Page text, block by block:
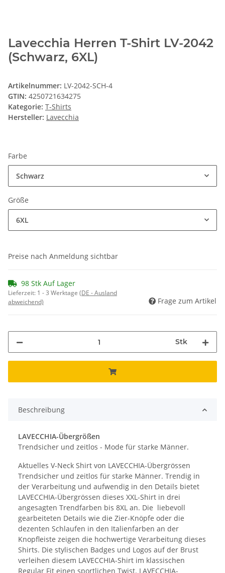
Lavecchia Herren T-Shirt LV-2042
(Schwarz, 6XL)
Artikelnummer: LV-2042-SCH-4
GTIN: 4250721634275
Kategorie: T-Shirts
Hersteller: Lavecchia
Farbe
Schwarz
Größe
6XL
Preise nach Anmeldung sichtbar
98 Stk Auf Lager
Lieferzeit: 1 - 3 Werktage (DE - Ausland
abweichend)
Frage zum Artikel
Stk
Beschreibung
LAVECCHIA-Übergrößen
Trendsicher und zeitlos - Mode für starke Männer.
Aktuelles V-Neck Shirt von LAVECCHIA-Übergrössen
Trendsicher und zeitlos für starke Männer. Trendig in
der Verarbeitung und aufwendig in den Details bietet
LAVECCHIA-Übergrössen dieses XXL-Shirt in drei
angesagten Trendfarben bis 8XL an. Die liebevoll
gearbeiteten Details wie die Zier-Knöpfe oder die
dezenten Schlaufen in den Italienfarben an der
Knopfleiste zeigen die hochwertige Verarbeitung dieses
Shirts. Die stylischen Badges und Logos auf der Brust
verleihen diesem LAVECCHIA-Shirt im klassischen
Regular Fit einen sportlichen Twist. LAVECCHIA-